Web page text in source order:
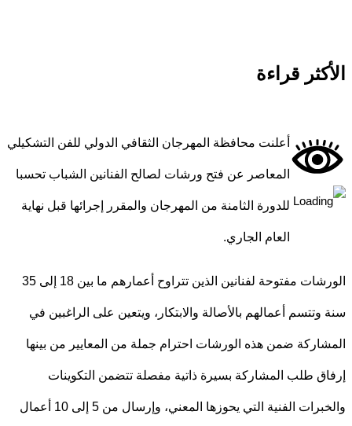
قراءة
أعلنت محافظة المهرجان الثقافي الدولي للفن التشكيلي
المعاصر عن فتح ورشات لصالح الفنانين الشباب تحسبا
للدورة الثامنة من المهرجان والمقرر إجرائها قبل نهاية
العام الجاري.
الورشات مفتوحة لفنانين الذين تتراوح أعمارهم ما بين 18 إلى 35
أعمالهم بالأصالة والابتكار، ويتعين على الراغبين في
ضمن هذه الورشات احترام جملة من المعايير من بينها
طلب المشاركة بسيرة ذاتية مفصلة تتضمن التكوينات
والخبرات الفنية التي يحوزها المعني، وإرسال من 5 إلى 10 أعمال